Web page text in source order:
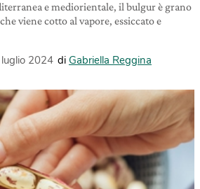
e mediorientale, il bulgur è grano
viene cotto al vapore, essiccato e
2024 di Gabriella Reggina